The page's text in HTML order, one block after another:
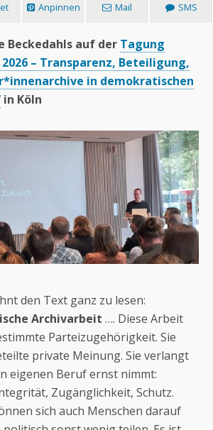
Anpinnen Mail SMS
Beckedahls auf der Tagung
– Transparenz, Beteiligung,
in demokratischen
in Köln
den Text ganz zu lesen:
Archivarbeit …. Diese Arbeit
Parteizugehörigkeit. Sie
private Meinung. Sie verlangt
eigenen Beruf ernst nimmt:
Zugänglichkeit, Schutz.
sich auch Menschen darauf